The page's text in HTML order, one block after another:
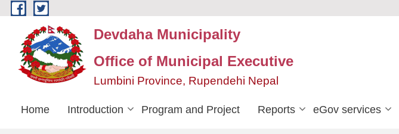
Skip to main content
Devdaha Municipality
Office of Municipal Executive
Lumbini Province, Rupendehi Nepal
Home Introduction Program and Project Reports eGov services